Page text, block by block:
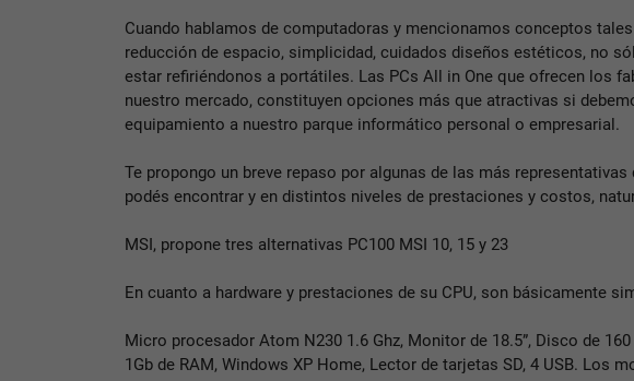
Cuando hablamos de computadoras y mencionamos conceptos
reducción de espacio, simplicidad, cuidados diseños estéticos, no
estar refiriéndonos a portátiles. Las PCs All in One que ofrecen los
nuestro mercado, constituyen opciones más que atractivas si
equipamiento a nuestro parque informático personal o empresarial.
Te propongo un breve repaso por algunas de las más representativas
podés encontrar y en distintos niveles de prestaciones y costos,
MSI, propone tres alternativas PC100 MSI 10, 15 y 23
En cuanto a hardware y prestaciones de su CPU, son básicamente
Micro procesador Atom N230 1.6 Ghz, Monitor de 18.5”, Disco de 160
1Gb de RAM, Windows XP Home, Lector de tarjetas SD, 4 USB. Los